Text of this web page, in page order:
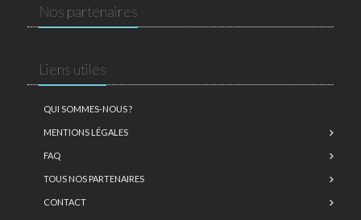
Nos partenaires
Liens utiles
QUI SOMMES-NOUS ?
MENTIONS LÉGALES
FAQ
TOUS NOS PARTENAIRES
CONTACT